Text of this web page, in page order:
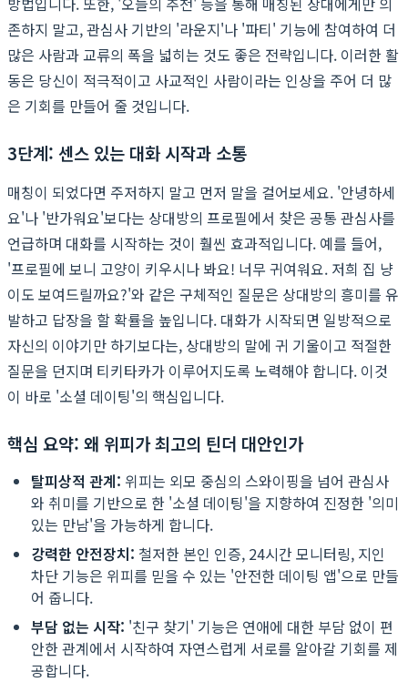
존하지 말고, 관심사 기반의 '라운지'나 '파티' 기능에 참여하여 더
많은 사람과 교류의 폭을 넓히는 것도 좋은 전략입니다. 이러한 활
동은 당신이 적극적이고 사교적인 사람이라는 인상을 주어 더 많
은 기회를 만들어 줄 것입니다.
3단계: 센스 있는 대화 시작과 소통
매칭이 되었다면 주저하지 말고 먼저 말을 걸어보세요. '안녕하세
요'나 '반가워요'보다는 상대방의 프로필에서 찾은 공통 관심사를
언급하며 대화를 시작하는 것이 훨씬 효과적입니다. 예를 들어,
'프로필에 보니 고양이 키우시나 봐요! 너무 귀여워요. 저희 집 냥
이도 보여드릴까요?'와 같은 구체적인 질문은 상대방의 흥미를 유
발하고 답장을 할 확률을 높입니다. 대화가 시작되면 일방적으로
자신의 이야기만 하기보다는, 상대방의 말에 귀 기울이고 적절한
질문을 던지며 티키타카가 이루어지도록 노력해야 합니다. 이것
이 바로 '소셜 데이팅'의 핵심입니다.
핵심 요약: 왜 위피가 최고의 틴더 대안인가
탈피상적 관계: 위피는 외모 중심의 스와이핑을 넘어 관심사
와 취미를 기반으로 한 '소셜 데이팅'을 지향하여 진정한 '의미
있는 만남'을 가능하게 합니다.
강력한 안전장치: 철저한 본인 인증, 24시간 모니터링, 지인
차단 기능은 위피를 믿을 수 있는 '안전한 데이팅 앱'으로 만들
어 줍니다.
부담 없는 시작: '친구 찾기' 기능은 연애에 대한 부담 없이 편
안한 관계에서 시작하여 자연스럽게 서로를 알아갈 기회를 제
공합니다.